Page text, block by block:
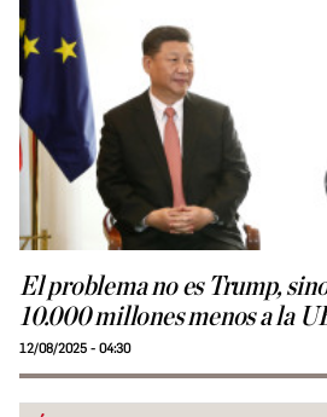
El problema no es Trump,
10.000 millones menos a la
12/08/2025 - 04:30